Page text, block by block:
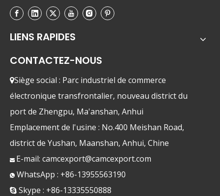
LIENS RAPIDES
CONTACTEZ-NOUS
Siège social : Parc industriel de commerce
électronique transfrontalier, nouveau district du
port de Zhengpu, Ma'anshan, Anhui
Emplacement de l'usine : No.400 Meishan Road,
district de Yushan, Maanshan, Anhui, Chine
 E-mail: camcexport@camcexport.com
 WhatsApp : +86-13955563190
 Skype : +86-13335550888